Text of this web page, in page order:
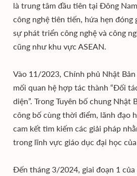
là trung tâm đầu tiên tại Đông
công nghệ tiên tiến, hứa hẹn đóng
sự phát triển công nghệ và công
cũng như khu vực ASEAN.
Vào 11/2023, Chính phủ Nhật
mối quan hệ hợp tác thành “Đối
diện”. Trong Tuyên bố chung Nhật
công bố cùng thời điểm, lãnh đạo
cam kết tìm kiếm các giải pháp
trong lĩnh vực giáo dục đại học
Đến tháng 3/2024, giai đoạn 1 của